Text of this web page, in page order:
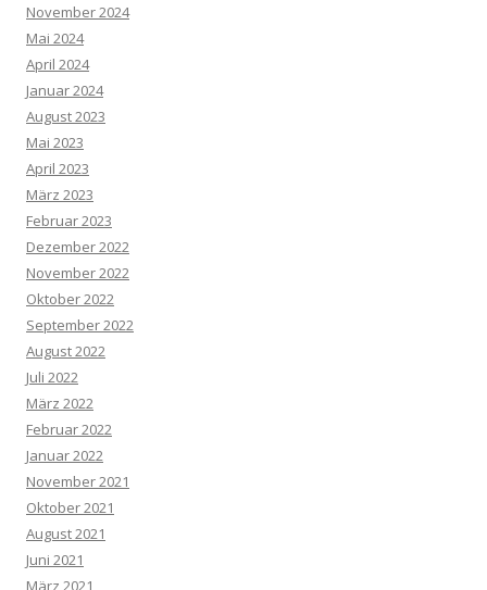
November 2024
Mai 2024
April 2024
Januar 2024
August 2023
Mai 2023
April 2023
März 2023
Februar 2023
Dezember 2022
November 2022
Oktober 2022
September 2022
August 2022
Juli 2022
März 2022
Februar 2022
Januar 2022
November 2021
Oktober 2021
August 2021
Juni 2021
März 2021